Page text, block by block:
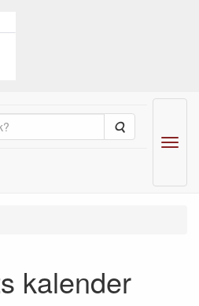
Zoeken
Menu
kalender